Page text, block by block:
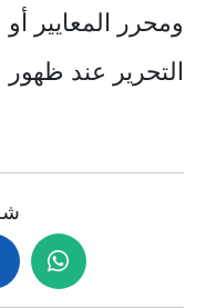
ومحرر المعايير
التحرير عند